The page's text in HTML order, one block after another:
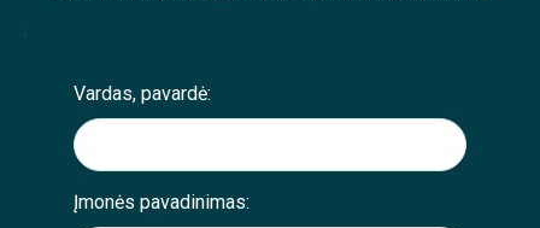
;
Vardas, pavardė:
Įmonės pavadinimas: